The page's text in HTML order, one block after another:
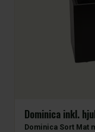
Dominica inkl.
Dominica Sort Mat